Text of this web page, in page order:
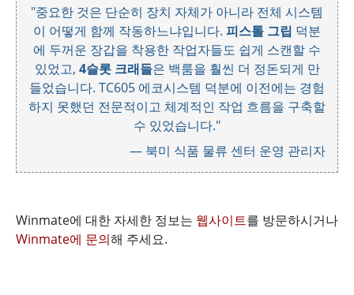
"중요한 것은 단순히 장치 자체가 아니라 전체 시스템
이 어떻게 함께 작동하느냐입니다. 피스톨 그립 덕분
에 두꺼운 장갑을 착용한 작업자들도 쉽게 스캔할 수
있었고, 4슬롯 크래들은 백룸을 훨씬 더 정돈되게 만
들었습니다. TC605 에코시스템 덕분에 이전에는 경험
하지 못했던 전문적이고 체계적인 작업 흐름을 구축할
수 있었습니다."
— 북미 식품 물류 센터 운영 관리자
Winmate에 대한 자세한 정보는 웹사이트를 방문하시거나
Winmate에 문의해 주세요.